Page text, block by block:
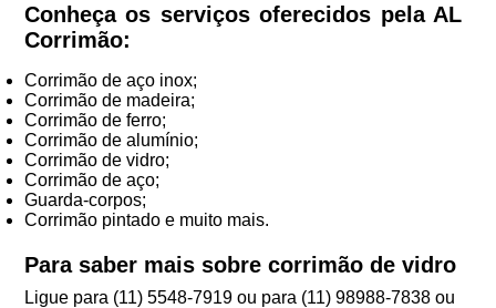
Conheça os serviços oferecidos pela AL
Corrimão:
Corrimão de aço inox;
Corrimão de madeira;
Corrimão de ferro;
Corrimão de alumínio;
Corrimão de vidro;
Corrimão de aço;
Guarda-corpos;
Corrimão pintado e muito mais.
Para saber mais sobre corrimão de vidro
Ligue para (11) 5548-7919ou para (11) 98988-7838ou